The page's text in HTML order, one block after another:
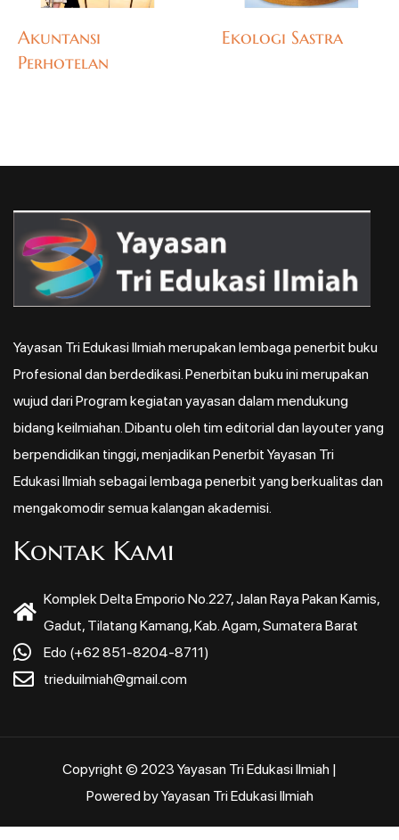
Akuntansi
Perhotelan
Ekologi Sastra
Yayasan Tri Edukasi Ilmiah merupakan lembaga penerbit buku
Profesional dan berdedikasi. Penerbitan buku ini merupakan
wujud dari Program kegiatan yayasan dalam mendukung
bidang keilmiahan. Dibantu oleh tim editorial dan layouter yang
berpendidikan tinggi, menjadikan Penerbit Yayasan Tri
Edukasi Ilmiah sebagai lembaga penerbit yang berkualitas dan
mengakomodir semua kalangan akademisi.
Kontak Kami
Komplek Delta Emporio No.227, Jalan Raya Pakan Kamis,
Gadut, Tilatang Kamang, Kab. Agam, Sumatera Barat
Edo (+62 851-8204-8711)
trieduilmiah@gmail.com
Copyright © 2023 Yayasan Tri Edukasi Ilmiah |
Powered by Yayasan Tri Edukasi Ilmiah